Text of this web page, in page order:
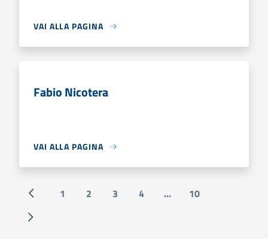
VAI ALLA PAGINA
Fabio Nicotera
VAI ALLA PAGINA
« Precedente
1 2 3 4 ... 10
Successiva »